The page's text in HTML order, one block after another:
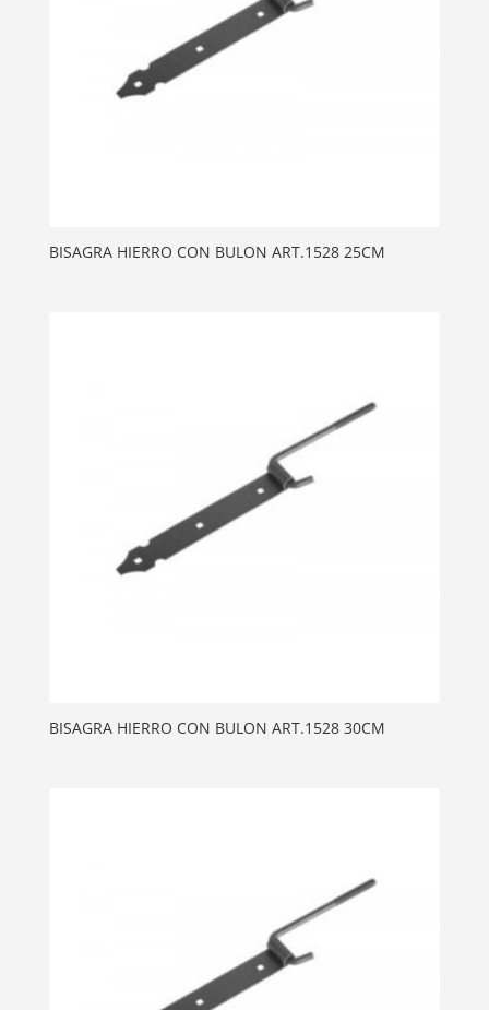
BISAGRA HIERRO CON BULON ART.1528 25CM
BISAGRA HIERRO CON BULON ART.1528 30CM